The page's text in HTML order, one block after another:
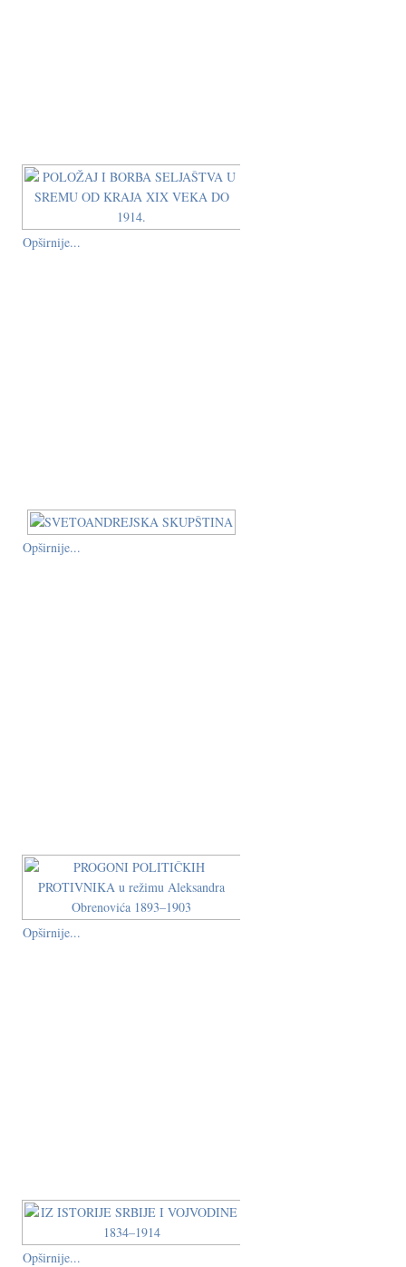
Opširnije...
Opširnije...
Opširnije...
Opširnije...